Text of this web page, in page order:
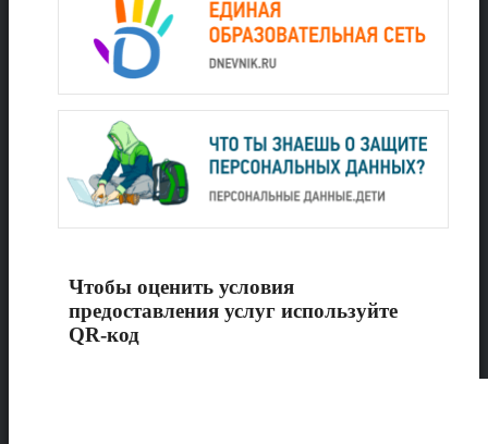
Чтобы оценить условия
предоставления услуг используйте
QR-код